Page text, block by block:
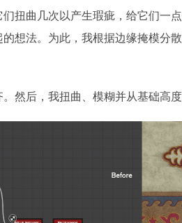
扭曲几次以产生瑕疵，给它们一
想法。为此，我根据边缘掩模分
然后，我扭曲、模糊并从基础高度